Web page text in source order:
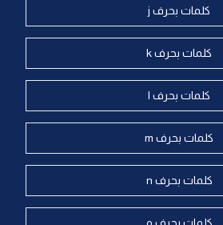
كلمات بحرف j
كلمات بحرف k
كلمات بحرف l
كلمات بحرف m
كلمات بحرف n